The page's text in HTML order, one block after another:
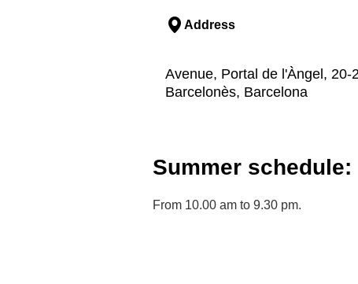
Address
Avenue, Portal de l'Àngel, 20-
Barcelonès, Barcelona
Summer schedule:
From 10.00 am to 9.30 pm.